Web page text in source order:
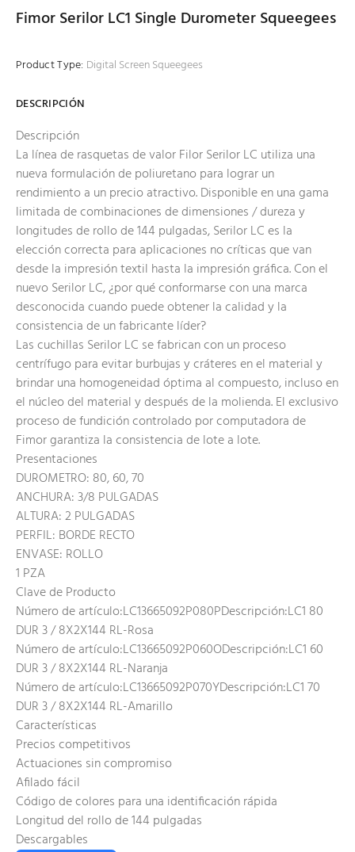
Fimor Serilor LC1 Single Durometer Squeegees
Product Type: Digital Screen Squeegees
DESCRIPCIÓN
Descripción
La línea de rasquetas de valor Filor Serilor LC utiliza una
nueva formulación de poliuretano para lograr un
rendimiento a un precio atractivo. Disponible en una gama
limitada de combinaciones de dimensiones / dureza y
longitudes de rollo de 144 pulgadas, Serilor LC es la
elección correcta para aplicaciones no críticas que van
desde la impresión textil hasta la impresión gráfica. Con el
nuevo Serilor LC, ¿por qué conformarse con una marca
desconocida cuando puede obtener la calidad y la
consistencia de un fabricante líder?
Las cuchillas Serilor LC se fabrican con un proceso
centrífugo para evitar burbujas y cráteres en el material y
brindar una homogeneidad óptima al compuesto, incluso en
el núcleo del material y después de la molienda. El exclusivo
proceso de fundición controlado por computadora de
Fimor garantiza la consistencia de lote a lote.
Presentaciones
DUROMETRO: 80, 60, 70
ANCHURA: 3/8 PULGADAS
ALTURA: 2 PULGADAS
PERFIL: BORDE RECTO
ENVASE: ROLLO
1 PZA
Clave de Producto
Número de artículo:LC13665092P080PDescripción:LC1 80
DUR 3 / 8X2X144 RL-Rosa
Número de artículo:LC13665092P060ODescripción:LC1 60
DUR 3 / 8X2X144 RL-Naranja
Número de artículo:LC13665092P070YDescripción:LC1 70
DUR 3 / 8X2X144 RL-Amarillo
Características
Precios competitivos
Actuaciones sin compromiso
Afilado fácil
Código de colores para una identificación rápida
Longitud del rollo de 144 pulgadas
Descargables